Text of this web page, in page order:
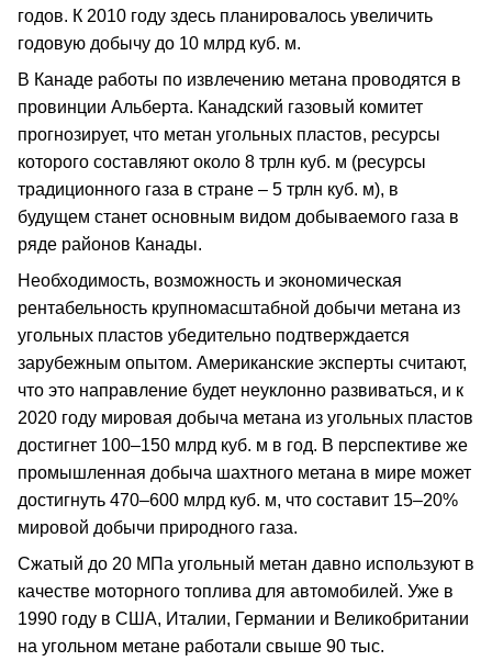
годов. К 2010 году здесь планировалось увеличить
годовую добычу до 10 млрд куб. м.
В Канаде работы по извлечению метана проводятся в
провинции Альберта. Канадский газовый комитет
прогнозирует, что метан угольных пластов, ресурсы
которого составляют около 8 трлн куб. м (ресурсы
традиционного газа в стране – 5 трлн куб. м), в
будущем станет основным видом добываемого газа в
ряде районов Канады.
Необходимость, возможность и экономическая
рентабельность крупномасштабной добычи метана из
угольных пластов убедительно подтверждается
зарубежным опытом. Американские эксперты считают,
что это направление будет неуклонно развиваться, и к
2020 году мировая добыча метана из угольных пластов
достигнет 100–150 млрд куб. м в год. В перспективе же
промышленная добыча шахтного метана в мире может
достигнуть 470–600 млрд куб. м, что составит 15–20%
мировой добычи природного газа.
Сжатый до 20 МПа угольный метан давно используют в
качестве моторного топлива для автомобилей. Уже в
1990 году в США, Италии, Германии и Великобритании
на угольном метане работали свыше 90 тыс.